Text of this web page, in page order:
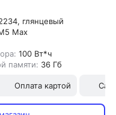
глянцевый
Max
100 Вт*ч
памяти: 36 Гб
Оплата картой